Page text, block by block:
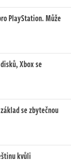
PlayStation. Může
Xbox se
se zbytečnou
kvůli